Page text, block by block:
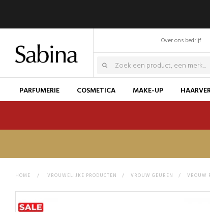
Over ons bedrijf
PARFUMERIE COSMETICA MAKE-UP
HOME > VROUWELIJKE PRODUCTEN > VROUW GEUREN > VROUW